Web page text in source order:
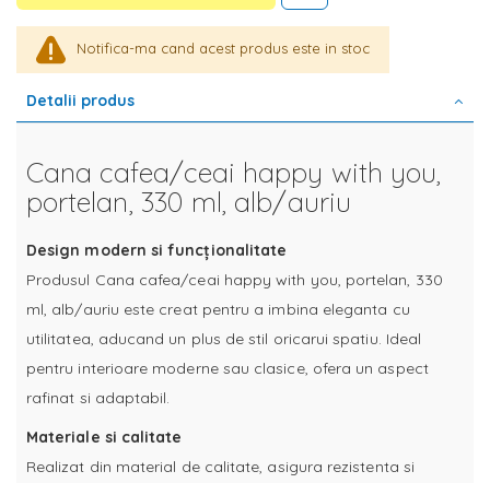
Notifica-ma cand acest produs este in stoc
Detalii produs
Cana cafea/ceai happy with you,
portelan, 330 ml, alb/auriu
Design modern si funcționalitate
Produsul Cana cafea/ceai happy with you, portelan, 330
ml, alb/auriu este creat pentru a imbina eleganta cu
utilitatea, aducand un plus de stil oricarui spatiu. Ideal
pentru interioare moderne sau clasice, ofera un aspect
rafinat si adaptabil.
Materiale si calitate
Realizat din material de calitate, asigura rezistenta si